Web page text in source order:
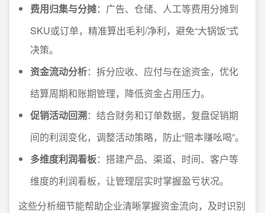
费用归集与分摊：广告、仓储、人工等费用分摊到
SKU或订单，精准算出毛利/净利，避免“大锅饭”式
决策。
资金流动分析：拆分应收、应付与在途资金，优化
结算周期和账期管理，降低资金占用压力。
促销活动回溯：结合财务和订单数据，复盘促销期
间的利润变化，调整活动策略，防止“赔本赚吆喝”。
多维度利润看板：搭建产品、渠道、时间、客户等
维度的利润看板，让管理层实时掌握盈亏状况。
这些分析细节能帮助企业清晰掌握资金流向，及时识别